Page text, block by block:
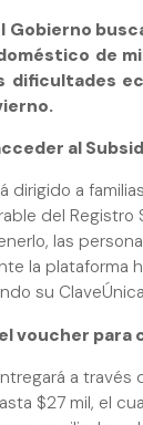
Gobierno
de
dificultades
al
dirigido a
del Registro
las
la plataforma
su
voucher para
a través
$27 mil, el